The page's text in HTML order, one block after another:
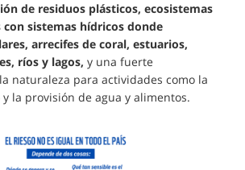
de residuos plásticos, ecosistemas
sistemas hídricos donde
arrecifes de coral, estuarios,
ríos y lagos, y una fuerte
naturaleza para actividades como la
la provisión de agua y alimentos.